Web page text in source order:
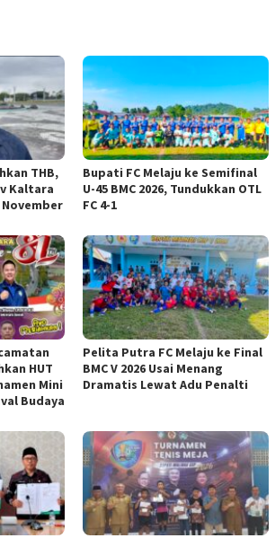
THB,
Kaltara
Bupati FC Melaju ke Semifinal
U-45 BMC 2026, Tundukkan OTL
FC 4-1
HUT
Mini
Budaya
Pelita Putra FC Melaju ke Final
BMC V 2026 Usai Menang
Dramatis Lewat Adu Penalti